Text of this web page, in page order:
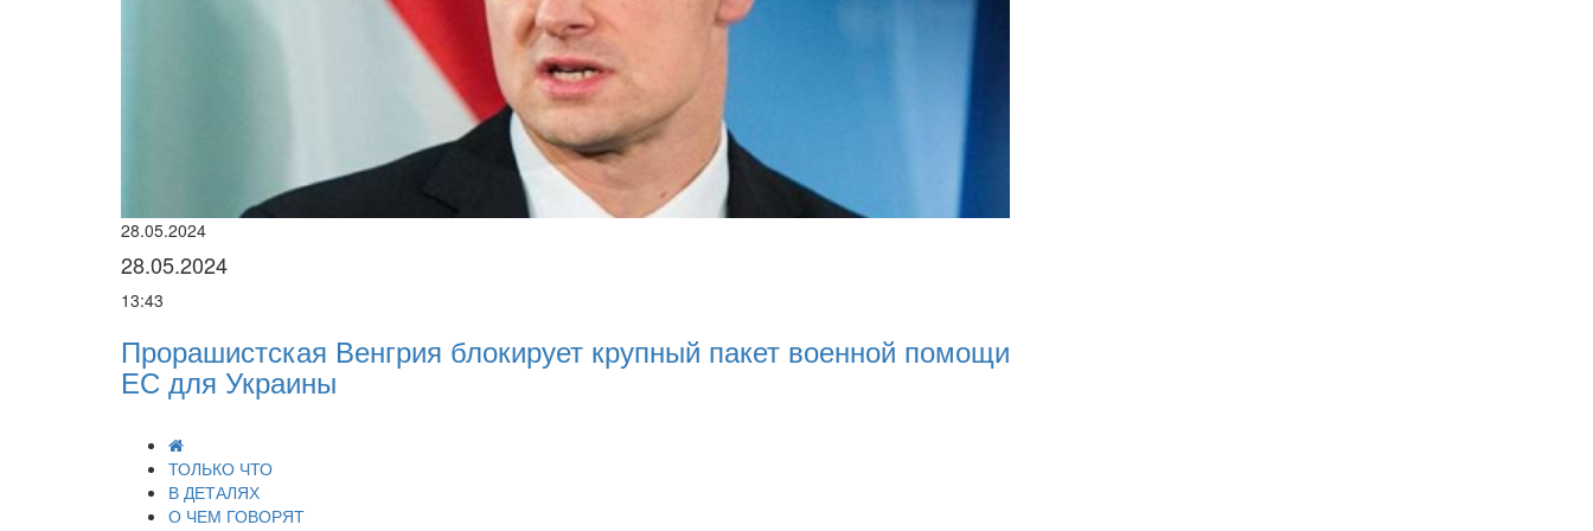
Венгрия блокирует крупный пакет военной помощиНацполіція лякає громадян погіршенням криміногенної ситуації
разі мобілізації поліціянтів на війну
ТОЛЬКО ЧТО
В ДЕТАЛЯХ
О ЧЕМ ГОВОРЯТ